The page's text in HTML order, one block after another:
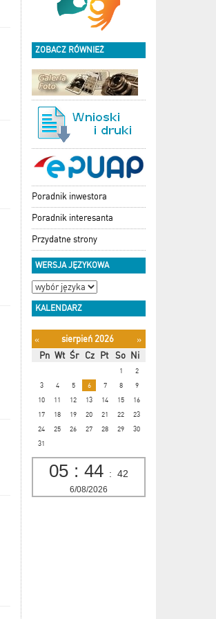
ZOBACZ RÓWNIEŻ
Poradnik inwestora
Poradnik interesanta
Przydatne strony
WERSJA JĘZYKOWA
KALENDARZ
« sierpień 2026
»
Pn Wt Śr Cz Pt So Ni
1
2
3
4 5 6 7 8
9
10
11 12 13 14 15
16
17
18 19 20 21 22
23
24
25 26 27 28 29
30
31
05 : 44 : 43
6/08/2026